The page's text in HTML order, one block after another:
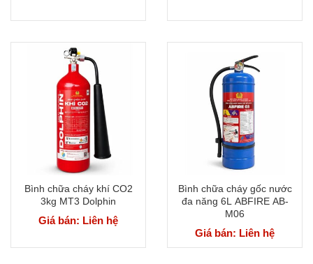
Bình chữa cháy khí CO2
3kg MT3 Dolphin
Giá bán: Liên hệ
Bình chữa cháy gốc nước
đa năng 6L ABFIRE AB-
M06
Giá bán: Liên hệ